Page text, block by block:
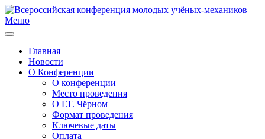
Меню
Главная
Новости
О Конференции
О конференции
Место проведения
О Г.Г. Чёрном
Формат проведения
Ключевые даты
Оплата